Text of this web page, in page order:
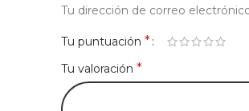
Tu dirección de correo
Tu puntuación *
Tu valoración *